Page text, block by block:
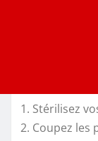
Stérilisez
Coupez les